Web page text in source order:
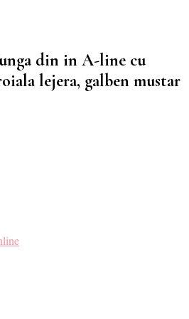
si un ghid de cumparare online
din in A-line cu
lejera, galben mustar